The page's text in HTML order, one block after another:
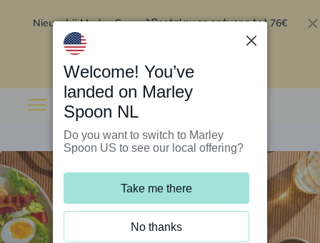
Nieuw bij Marley Spoon?Bestel nu en ontvang tot 76€
Welcome! You’ve
landed on Marley
Spoon NL
Do you want to switch to Marley
Spoon US to see our local offering?
Take me there
No thanks